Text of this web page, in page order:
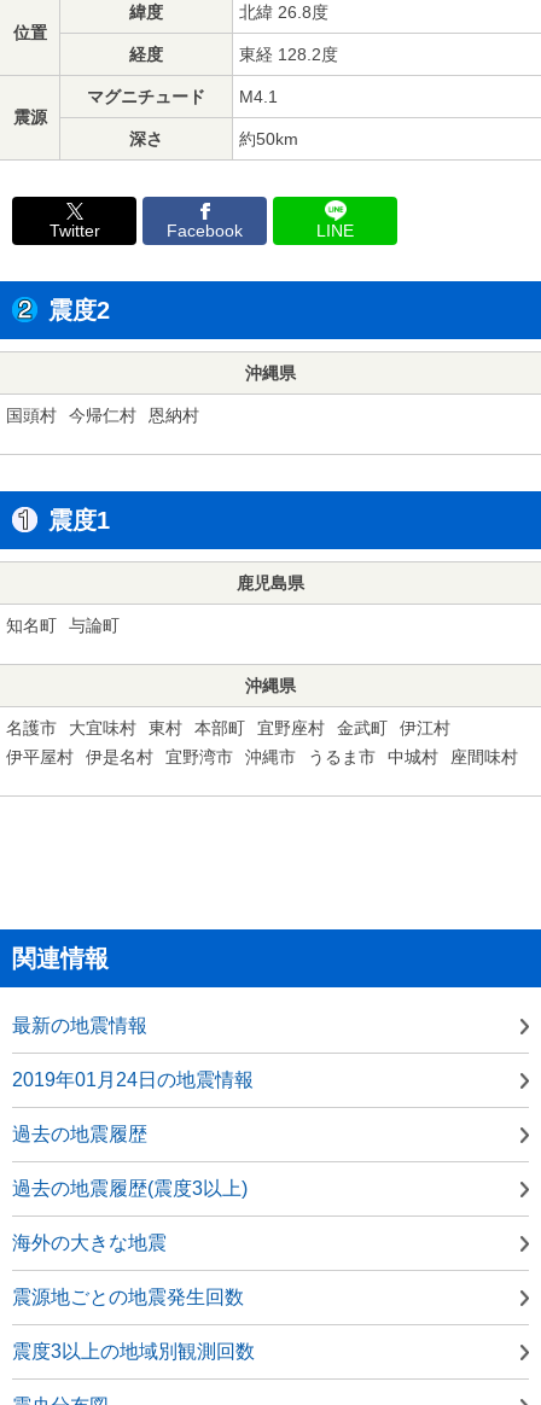
位置
緯度 北緯 26.8度
経度 東経 128.2度
震源
マグニチュード M4.1
深さ 約50km
Twitter Facebook LINE
震度2
沖縄県
国頭村 今帰仁村 恩納村
震度1
鹿児島県
知名町 与論町
沖縄県
名護市 大宜味村 東村 本部町 宜野座村 金武町
伊江村
伊平屋村
伊是名村 宜野湾市 沖縄市 うるま市 中城村 座間味村
関連情報
最新の地震情報
2019年01月24日の地震情報
過去の地震履歴
過去の地震履歴(震度3以上)
海外の大きな地震
震源地ごとの地震発生回数
震度3以上の地域別観測回数